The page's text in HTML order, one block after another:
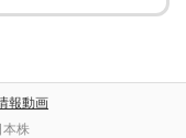
報動画
本株